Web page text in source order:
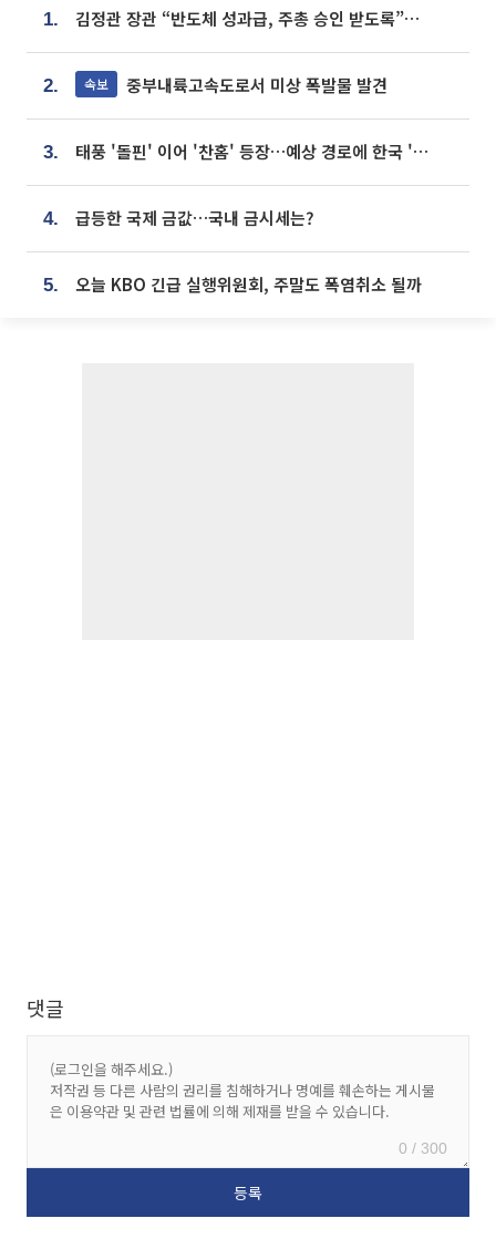
1. 김정관 장관 “반도체 성과급, 주총 승인 받도록”…상법·자본시장법 개정 시사
2. 속보 중부내륙고속도로서 미상 폭발물 발견
3. 태풍 '돌핀' 이어 '찬홈' 등장…예상 경로에 한국 '한숨'
4. 급등한 국제 금값…국내 금시세는?
5. 오늘 KBO 긴급 실행위원회, 주말도 폭염취소 될까
댓글
0 / 300